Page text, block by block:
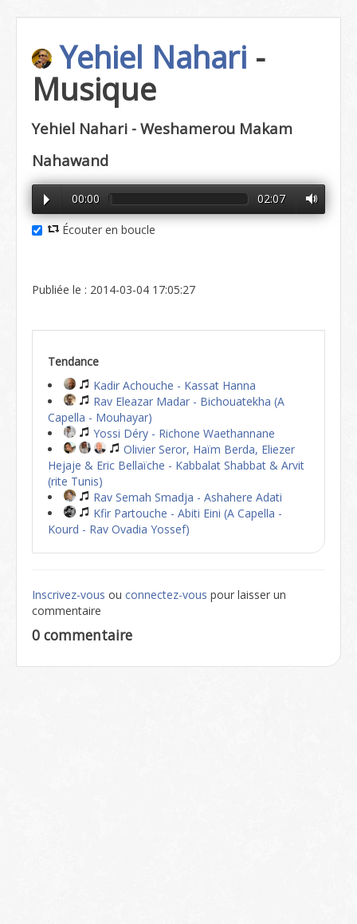
Yehiel Nahari -
Musique
Yehiel Nahari - Weshamerou Makam
Nahawand
00:00 02:07
Écouter en boucle
Publiée le : 2014-03-04 17:05:27
Tendance
Kadir Achouche - Kassat Hanna
Rav Eleazar Madar - Bichouatekha (A
Capella - Mouhayar)
Yossi Déry - Richone Waethannane
Olivier Seror, Haïm Berda, Eliezer
Hejaje & Eric Bellaïche - Kabbalat Shabbat & Arvit
(rite Tunis)
Rav Semah Smadja - Ashahere Adati
Kfir Partouche - Abiti Eini (A Capella -
Kourd - Rav Ovadia Yossef)
Inscrivez-vous ou connectez-vous pour laisser un
commentaire
0 commentaire